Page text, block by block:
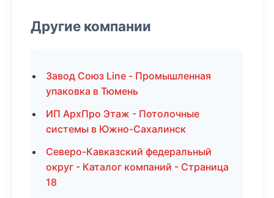
Другие компании
Завод Союз Line - Промышленная
упаковка в Тюмень
ИП АрхПро Этаж - Потолочные
системы в Южно-Сахалинск
Северо-Кавказский федеральный
округ - Каталог компаний - Страница
18